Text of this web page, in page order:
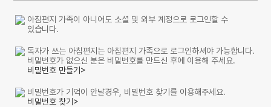
아침편지 가족이 아니어도 소셜 및 외부 계정으로 로그인할 수
있습니다.
독자가 쓰는 아침편지는 아침편지 가족으로 로그인하셔야 가능합니다.
비밀번호가 없으신 분은 비밀번호를 만드신 후에 이용해 주세요.
비밀번호 만들기>
비밀번호가 기억이 안날경우, 비밀번호 찾기를 이용해주세요.
비밀번호 찾기>